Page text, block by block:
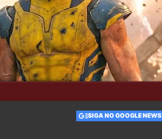
SIGA NO GOOGLE NEWS